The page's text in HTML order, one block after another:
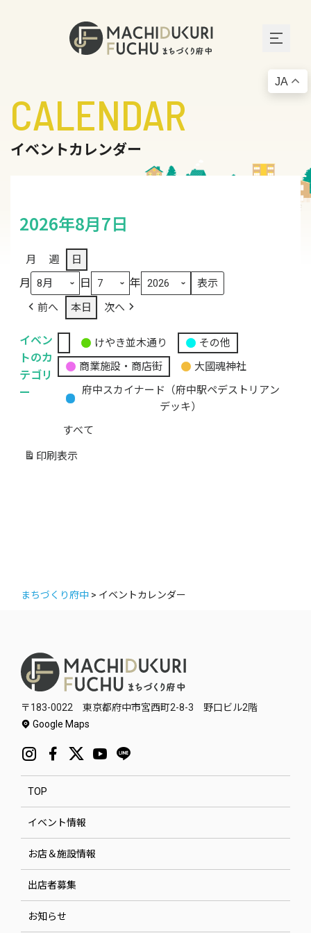
CALENDAR
イベントカレンダー
2026年8月7日
月 週 日
月 日 年
前へ 本日 次へ
イベン
トのカ
テゴリ
ー
無
題
カ
ゴ
リ
けやき並木通り
その他
商業施設・商店街
大國魂神社
府中スカイナード（府中駅ペデストリアン
デッキ）
すべて
印刷 表示
まちづくり府中 > イベントカレンダー
〒183-0022 東京都府中市宮西町2-8-3 野口ビル2階
Google Maps
TOP
イベント情報
お店＆施設情報
出店者募集
お知らせ
JA